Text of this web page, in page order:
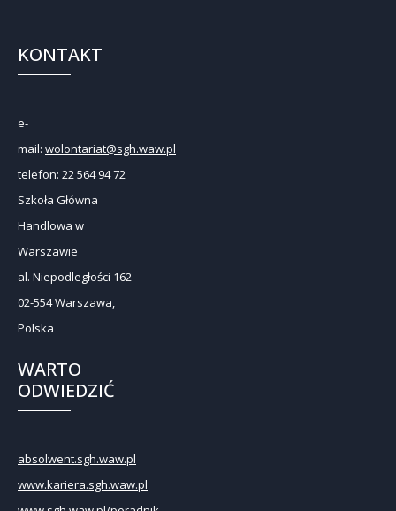
KONTAKT
e-
mail: wolontariat@sgh.waw.pl
telefon: 22 564 94 72
Szkoła Główna
Handlowa w
Warszawie
al. Niepodległości 162
02-554 Warszawa,
Polska
WARTO
ODWIEDZIĆ
absolwent.sgh.waw.pl
www.kariera.sgh.waw.pl